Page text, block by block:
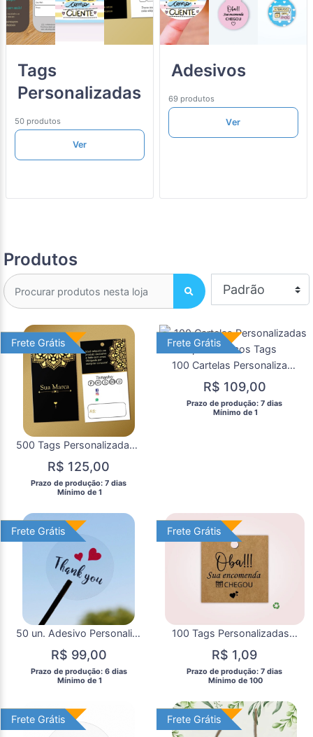
Tags
Personalizadas
50 produtos
Ver
Adesivos
69 produtos
Ver
Produtos
Frete Grátis
Frete Grátis
500 Tags Personalizadas Etiquetas para Roupas e Produtos
R$ 125,00
Prazo de produção: 7 dias
  Mínimo de 1
Frete Grátis
Frete Grátis
100 Cartelas Personalizadas para Brincos Tags
R$ 109,00
Prazo de produção: 7 dias
  Mínimo de 1
Frete Grátis
Frete Grátis
50 un. Adesivo Personalizado Transparente 5x5cm
R$ 99,00
Prazo de produção: 6 dias
  Mínimo de 1
Frete Grátis
Frete Grátis
100 Tags Personalizadas Quadradas Kraft
R$ 1,09
Prazo de produção: 7 dias
  Mínimo de 100
Frete Grátis
Frete Grátis Frete Grátis
Frete Grátis